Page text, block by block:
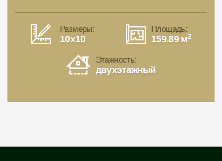
Размеры:
10x10
Площадь:
159.89 м2
Этажность:
двухэтажный